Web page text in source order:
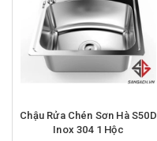
Chậu Rửa Chén Sơn Hà S50D
Inox 304 1 Hộc